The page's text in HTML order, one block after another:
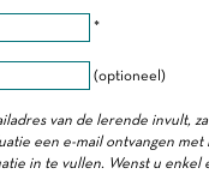
*
(optioneel)
van de lerende invult,
een e-mail ontvangen met
in te vullen. Wenst u enkel